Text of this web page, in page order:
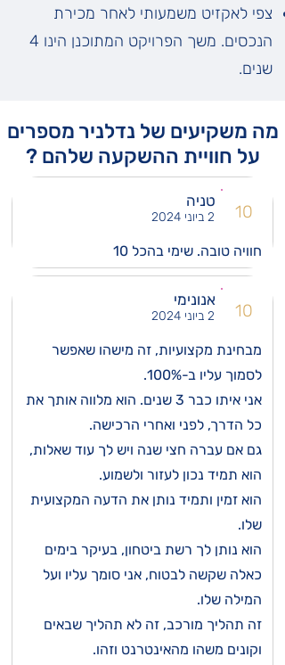
​צפי לאקזיט משמעותי לאחר מכירת
הנכסים. ​משך הפרויקט המתוכנן הינו 4
שנים.
מה משקיעים של נדלניר מספרים
על חוויית ההשקעה שלהם ?
2 ביוני 2024
טניה
10
חוויה טובה. שימי בהכל 10
2 ביוני 2024
אנונימי
10
מבחינת מקצועיות, זה מישהו שאפשר
לסמוך עליו ב-100%.
אני איתו כבר 3 שנים. הוא מלווה אותך את
כל הדרך, לפני ואחרי הרכישה.
גם אם עברה חצי שנה ויש לך עוד שאלות,
הוא תמיד נכון לעזור ולשמוע.
הוא זמין ותמיד נותן את הדעה המקצועית
שלו.
הוא נותן לך רשת ביטחון, בעיקר בימים
כאלה שקשה לבטוח, אני סומך עליו ועל
המילה שלו.
זה תהליך מורכב, זה לא תהליך שבאים
וקונים משהו מהאינטרנט וזהו.